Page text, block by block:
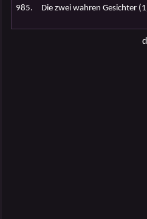
985. Die zwei wahren Gesichter